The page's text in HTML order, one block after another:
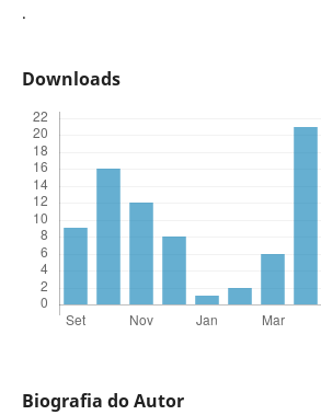
.
Downloads
Biografia do Autor